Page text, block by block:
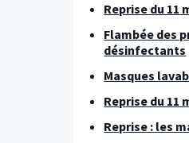
Reprise du 11
Flambée des
désinfectants
Masques
Reprise du 11
Reprise : les